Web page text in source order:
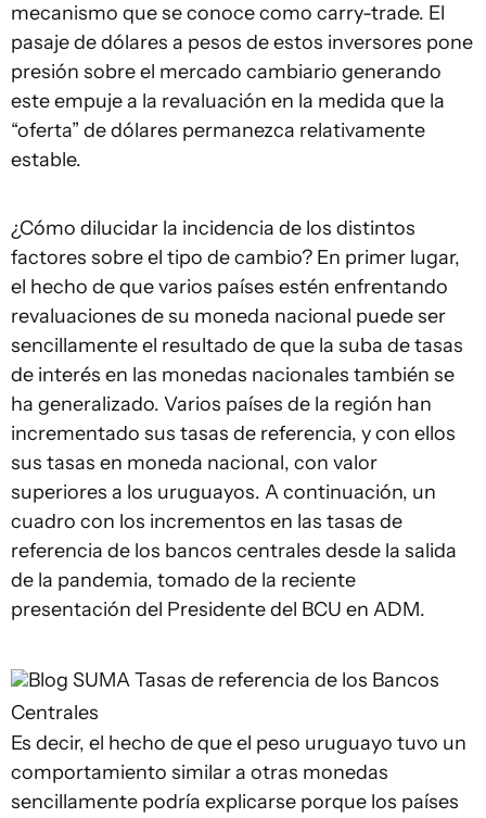
mecanismo que se conoce como carry-trade. El
pasaje de dólares a pesos de estos inversores pone
presión sobre el mercado cambiario generando
este empuje a la revaluación en la medida que la
“oferta” de dólares permanezca relativamente
estable.
¿Cómo dilucidar la incidencia de los distintos
factores sobre el tipo de cambio? En primer lugar,
el hecho de que varios países estén enfrentando
revaluaciones de su moneda nacional puede ser
sencillamente el resultado de que la suba de tasas
de interés en las monedas nacionales también se
ha generalizado. Varios países de la región han
incrementado sus tasas de referencia, y con ellos
sus tasas en moneda nacional, con valor
superiores a los uruguayos. A continuación, un
cuadro con los incrementos en las tasas de
referencia de los bancos centrales desde la salida
de la pandemia, tomado de la reciente
presentación del Presidente del BCU en ADM.
Blog SUMATasas de referencia de los Bancos
Centrales
Es decir, el hecho de que el peso uruguayo tuvo un
comportamiento similar a otras monedas
sencillamente podría explicarse porque los países